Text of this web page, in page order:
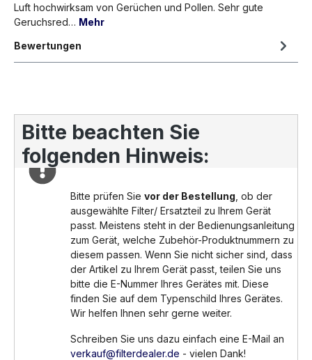
Luft hochwirksam von Gerüchen und Pollen. Sehr gute
Geruchsred… Mehr
Bewertungen
Bitte beachten Sie
folgenden Hinweis:
Bitte prüfen Sie vor der Bestellung , ob der
ausgewählte Filter/ Ersatzteil zu Ihrem Gerät
passt. Meistens steht in der Bedienungsanleitung
zum Gerät, welche Zubehör-Produktnummern zu
diesem passen. Wenn Sie nicht sicher sind, dass
der Artikel zu Ihrem Gerät passt, teilen Sie uns
bitte die E-Nummer Ihres Gerätes mit. Diese
finden Sie auf dem Typenschild Ihres Gerätes.
Wir helfen Ihnen sehr gerne weiter.
Schreiben Sie uns dazu einfach eine E-Mail an
verkauf@filterdealer.de - vielen Dank!